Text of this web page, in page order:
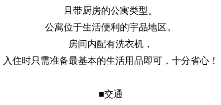
且带厨房的公寓类型。
公寓位于生活便利的宇品地区。
房间内配有洗衣机，
入住时只需准备最基本的生活用品即可，十分省心！
■交通